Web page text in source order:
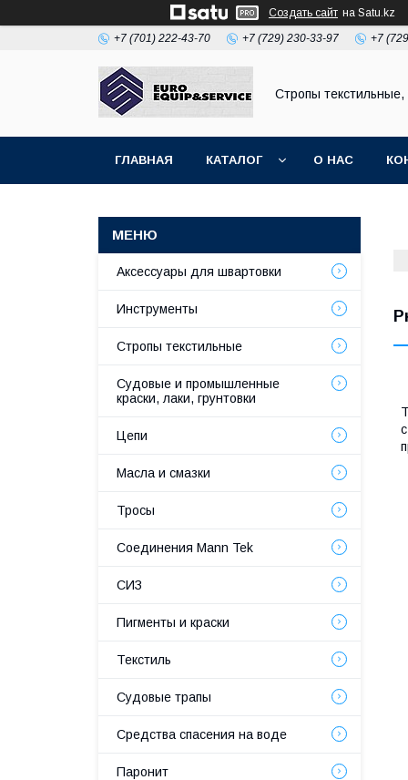
Создать сайт на Satu.kz
+7 (701) 222-43-70 +7 (729) 230-33-97 +7
Стропы текстильные,
ГЛАВНАЯ КАТАЛОГ О НАС
Аксессуары для швартовки
Инструменты
Стропы текстильные
Судовые и промышленные
краски, лаки, грунтовки
Цепи
Масла и смазки
Тросы
Соединения Mann Tek
СИЗ
Пигменты и краски
Текстиль
Судовые трапы
Средства спасения на воде
Паронит